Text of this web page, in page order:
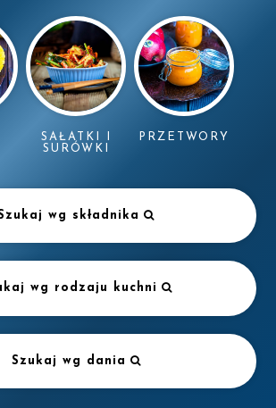
SAŁATKI I
SURÓWKI
PRZETWORY
wg składnika
wg rodzaju kuchni
Szukaj wg dania